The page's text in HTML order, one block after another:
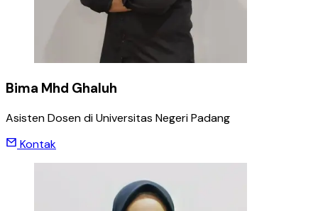
Bima Mhd Ghaluh
Asisten Dosen di Universitas Negeri Padang
Kontak